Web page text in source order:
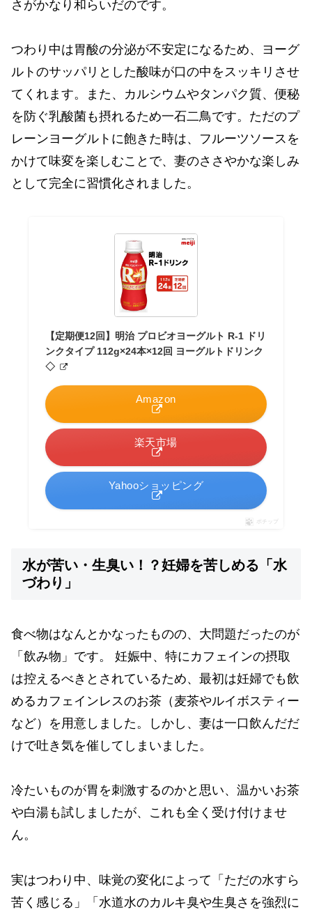
さがかなり和らいだのです。
つわり中は胃酸の分泌が不安定になるため、ヨーグ
ルトのサッパリとした酸味が口の中をスッキリさせ
てくれます。また、カルシウムやタンパク質、便秘
を防ぐ乳酸菌も摂れるため一石二鳥です。ただのプ
レーンヨーグルトに飽きた時は、フルーツソースを
かけて味変を楽しむことで、妻のささやかな楽しみ
として完全に習慣化されました。
【定期便12回】明治 プロビオヨーグルト R-1 ドリ
ンクタイプ 112g×24本×12回 ヨーグルトドリンク
◇
Amazon
楽天市場
Yahooショッピング
ポチップ
水が苦い・生臭い！？妊婦を苦しめる「水
づわり」
食べ物はなんとかなったものの、大問題だったのが
「飲み物」です。 妊娠中、特にカフェインの摂取
は控えるべきとされているため、最初は妊婦でも飲
めるカフェインレスのお茶（麦茶やルイボスティー
など）を用意しました。しかし、妻は一口飲んだだ
けで吐き気を催してしまいました。
冷たいものが胃を刺激するのかと思い、温かいお茶
や白湯も試しましたが、これも全く受け付けませ
ん。
実はつわり中、味覚の変化によって「ただの水すら
苦く感じる」「水道水のカルキ臭や生臭さを強烈に